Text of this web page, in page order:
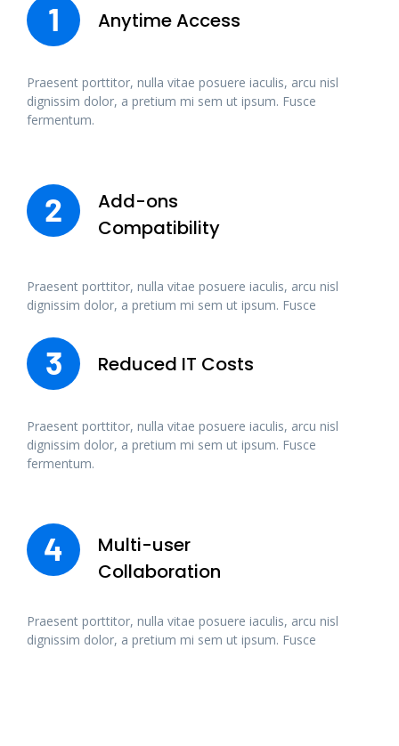
1 Anytime Access
Praesent porttitor, nulla vitae posuere iaculis, arcu nisl
dignissim dolor, a pretium mi sem ut ipsum. Fusce
fermentum.
2
Add-ons
Compatibility
Praesent porttitor, nulla vitae posuere iaculis, arcu nisl
dignissim dolor, a pretium mi sem ut ipsum. Fusce
3 Reduced IT Costs
Praesent porttitor, nulla vitae posuere iaculis, arcu nisl
dignissim dolor, a pretium mi sem ut ipsum. Fusce
fermentum.
4
Multi-user
Collaboration
Praesent porttitor, nulla vitae posuere iaculis, arcu nisl
dignissim dolor, a pretium mi sem ut ipsum. Fusce